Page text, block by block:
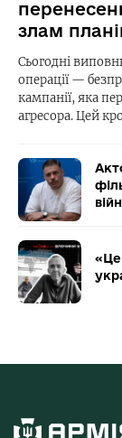
злам
Сьогодні
операції —
кампанії, яка
агресора. Цей
«Це